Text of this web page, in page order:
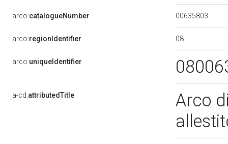
arco:catalogueNumber 00635803
arco:regionIdentifier 08
arco:uniqueIdentifier
a-cd:attributedTitle
Arco